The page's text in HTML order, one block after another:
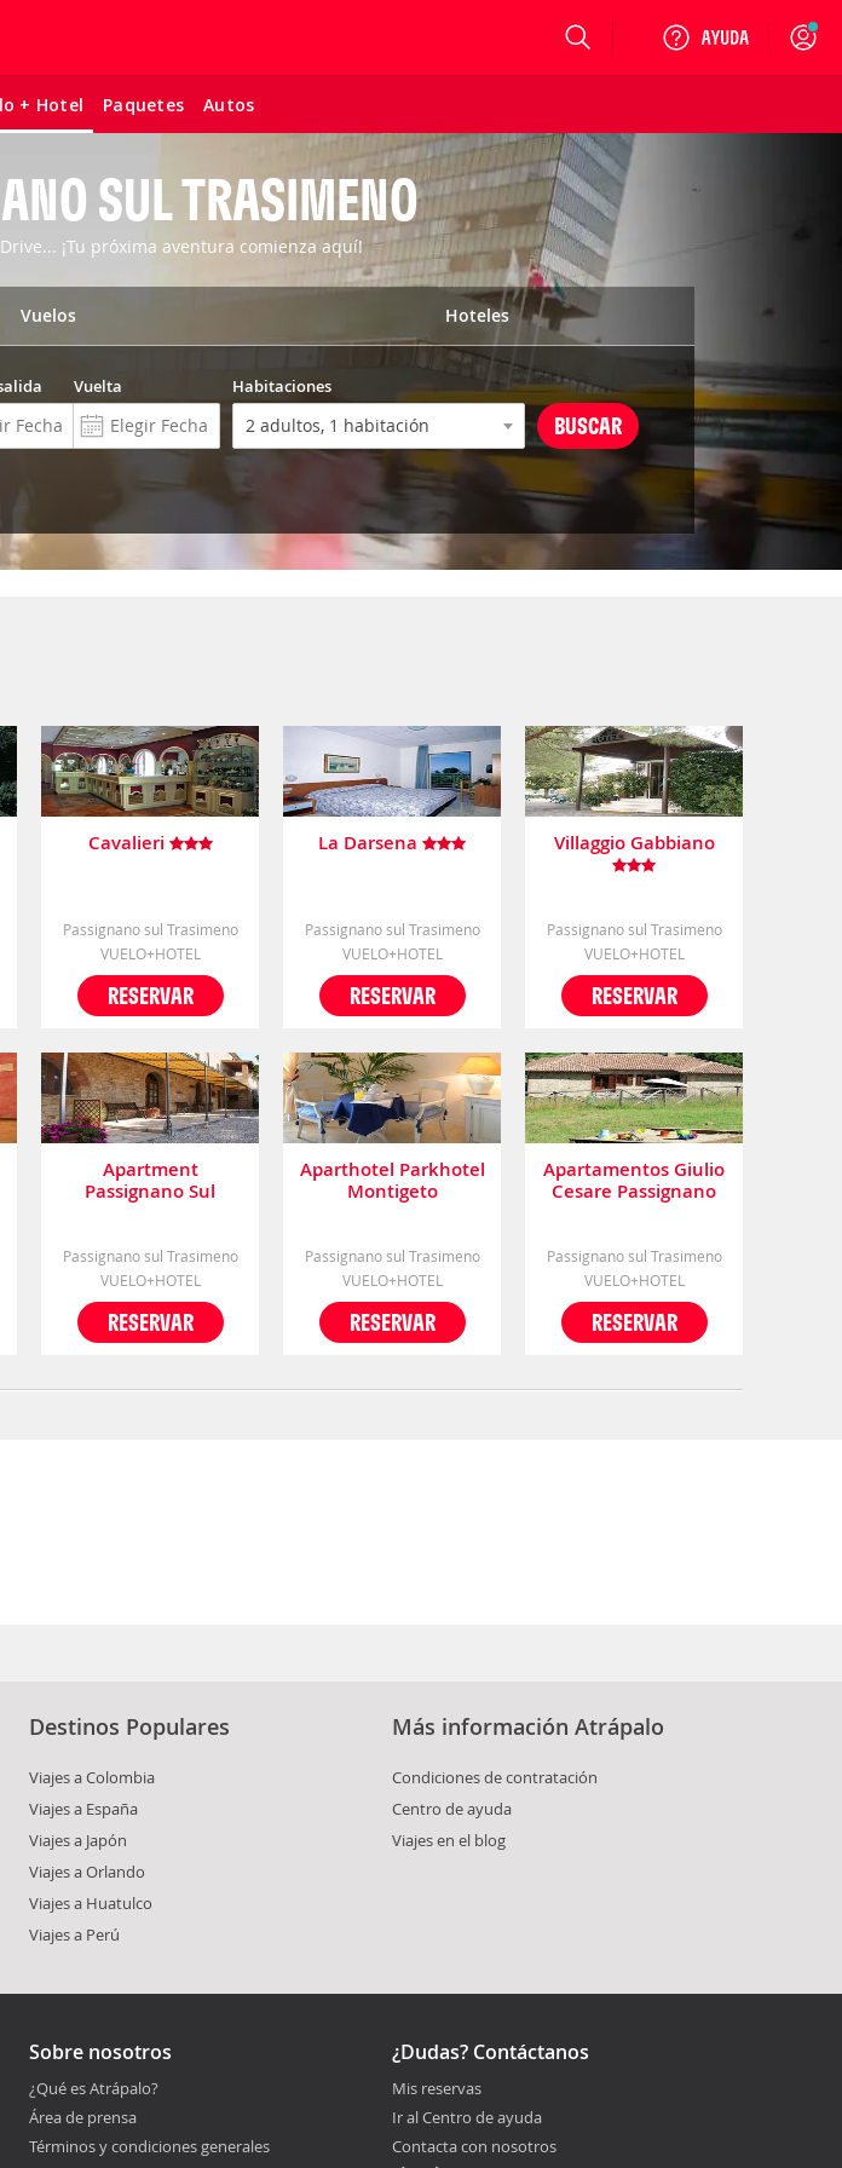
+ Hotel Paquetes Autos
Login
SUL TRASIMENO
¡Tu próxima aventura comienza aquí!
Vuelos Hoteles
Vuelta Habitaciones
Cavalieri
Passignano sul Trasimeno
VUELO+HOTEL
RESERVAR
La Darsena
Passignano sul Trasimeno
VUELO+HOTEL
RESERVAR
Villaggio Gabbiano
Passignano sul Trasimeno
VUELO+HOTEL
RESERVAR
Apartment
Passignano Sul
Passignano sul Trasimeno
VUELO+HOTEL
RESERVAR
Aparthotel Parkhotel
Montigeto
Passignano sul Trasimeno
VUELO+HOTEL
RESERVAR
Apartamentos Giulio
Cesare Passignano
Passignano sul Trasimeno
VUELO+HOTEL
RESERVAR
Destinos Populares
Viajes a Colombia
Viajes a España
Viajes a Japón
Viajes a Orlando
Viajes a Huatulco
Viajes a Perú
Más información Atrápalo
Condiciones de contratación
Centro de ayuda
Viajes en el blog
Sobre nosotros
¿Qué es Atrápalo?
Área de prensa
Términos y condiciones generales
¿Dudas? Contáctanos
Mis reservas
Ir al Centro de ayuda
Contacta con nosotros